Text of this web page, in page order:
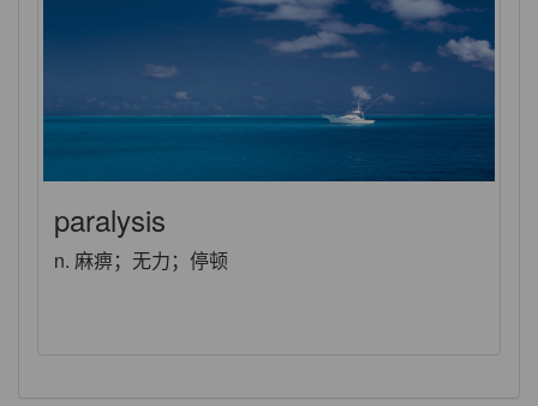
paralysis
n. 麻痹；无力；停顿